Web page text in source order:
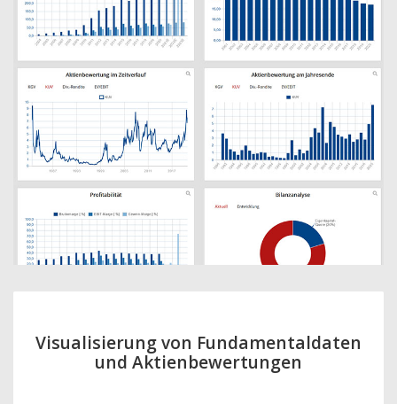
Visualisierung von Fundamentaldaten
und Aktienbewertungen